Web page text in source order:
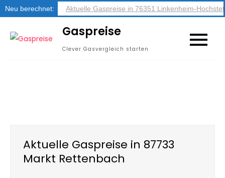
Neu berechnet: Aktuelle Gaspreise in 76351 Linkenheim-
Gaspreise
Clever Gasvergleich starten
Aktuelle Gaspreise in 87733
Markt Rettenbach